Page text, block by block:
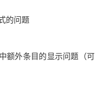
的问题
额外条目的显示问题（可